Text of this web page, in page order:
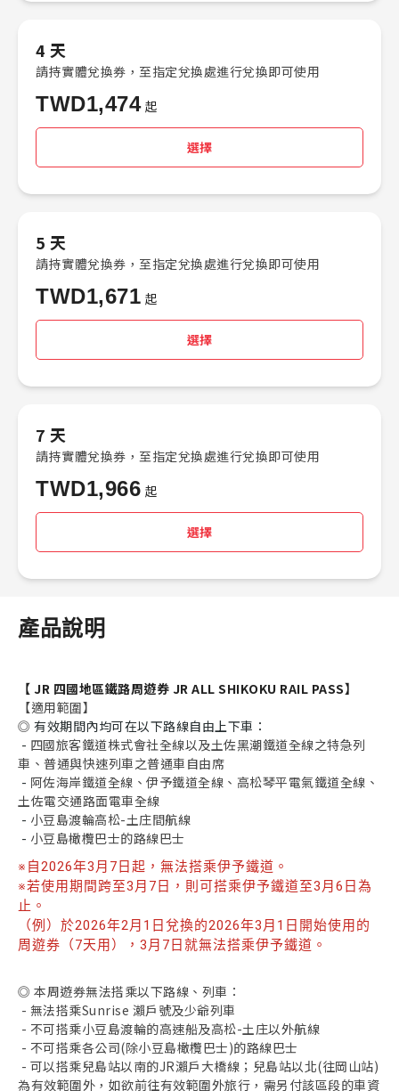
4 天
請持實體兌換券，至指定兌換處進行兌換即可使用
TWD1,474 起
選擇
5 天
請持實體兌換券，至指定兌換處進行兌換即可使用
TWD1,671 起
選擇
7 天
請持實體兌換券，至指定兌換處進行兌換即可使用
TWD1,966 起
選擇
產品說明
【 JR 四國地區鐵路周遊券 JR ALL SHIKOKU RAIL PASS】
【適用範圍】
◎ 有效期間內均可在以下路線自由上下車：
- 四國旅客鐵道株式會社全線以及土佐黑潮鐵道全線之特急列
車、普通與快速列車之普通車自由席
- 阿佐海岸鐵道全線、伊予鐵道全線、高松琴平電氣鐵道全線、
土佐電交通路面電車全線
- 小豆島渡輪高松-土庄間航線
- 小豆島橄欖巴士的路線巴士
※自2026年3月7日起，無法搭乘伊予鐵道。
※若使用期間跨至3月7日，則可搭乘伊予鐵道至3月6日為
止。
（例）於2026年2月1日兌換的2026年3月1日開始使用的
周遊券（7天用），3月7日就無法搭乘伊予鐵道。
◎ 本周遊券無法搭乘以下路線、列車：
- 無法搭乘Sunrise 瀨戶號及少爺列車
- 不可搭乘小豆島渡輪的高速船及高松-土庄以外航線
- 不可搭乘各公司(除小豆島橄欖巴士)的路線巴士
- 可以搭乘兒島站以南的JR瀨戶大橋線；兒島站以北(往岡山站)
為有效範圍外，如欲前往有效範圍外旅行，需另付該區段的車資